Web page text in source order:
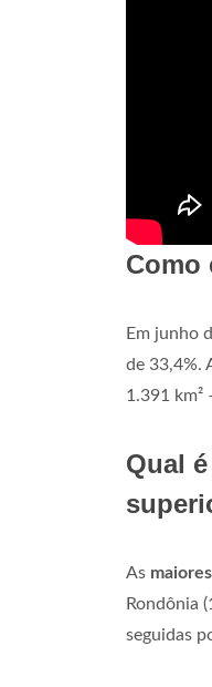
Como
Em junho
de 33,4%.
1.391 km²
Qual
As maiores
Rondônia
seguidas